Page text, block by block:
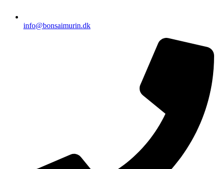
info@bonsaimurin.dk